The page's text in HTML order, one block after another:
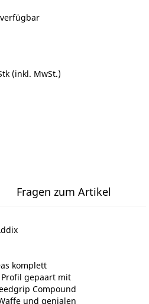
(inkl. MwSt.)
Fragen zum Artikel
komplett
Profil gepaart mit
Compound
und genialen